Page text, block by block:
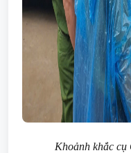
Khoảnh khắc